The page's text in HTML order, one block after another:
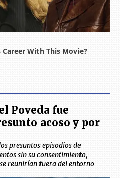
Poveda fue
acoso y por
presuntos episodios de
sin su consentimiento,
reunirían fuera del entorno